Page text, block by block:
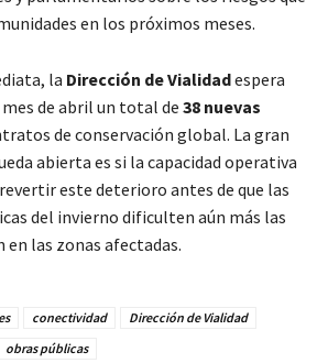
en los próximos meses.
la Dirección de Vialidadespera
de abril un total de 38 nuevas
de conservación global. La gran
abierta es si la capacidad operativa
este deterioro antes de que las
del invierno dificulten aún más las
en las zonas afectadas.
conectividad
Dirección de Vialidad
obras públicas